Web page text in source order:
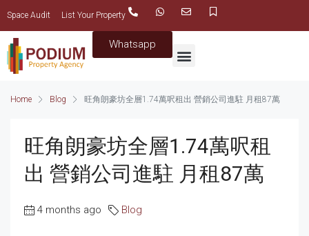
Space Audit List Your Property
Whatsapp
Home Blog 旺角朗豪坊全層1.74萬呎租出 營銷公司進駐 月租87萬
旺角朗豪坊全層1.74萬呎租
出 營銷公司進駐 月租87萬
4 months ago Blog